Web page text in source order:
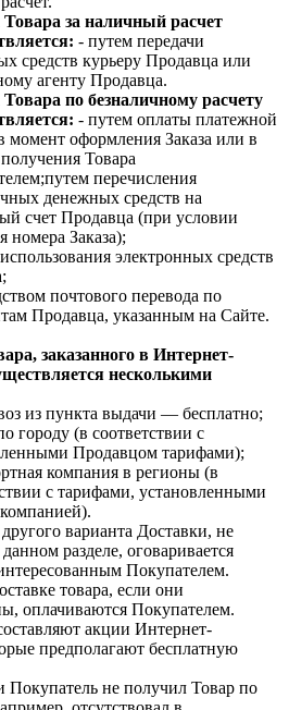
за наличный расчет
- путем передачи
средств курьеру Продавца или
агенту Продавца.
по безналичному расчету
- путем оплаты платежной
момент оформления Заказа или в
Товара
перечисления
денежных средств на
счет Продавца (при условии
номера Заказа);
электронных средств
почтового перевода по
Продавца, указанным на Сайте.
заказанного в Интернет-
несколькими
из пункта выдачи — бесплатно;
городу (в соответствии с
Продавцом тарифами);
компания в регионы (в
с тарифами, установленными
варианта Доставки, не
разделе, оговаривается
Покупателем.
товара, если они
оплачиваются Покупателем.
акции Интернет-
предполагают бесплатную
Покупатель не получил Товар по